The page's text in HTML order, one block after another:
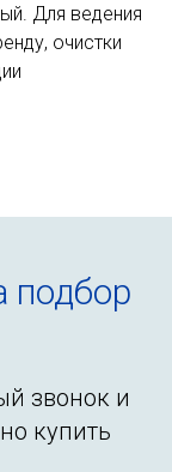
Для ведения
очистки
подбор
звонок и
купить